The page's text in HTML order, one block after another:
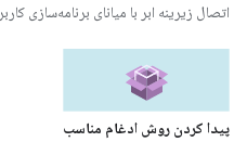
اتصال زیرینه ابر با میانای برنامه‌سازی
پیدا کردن روش ادغام مناسب